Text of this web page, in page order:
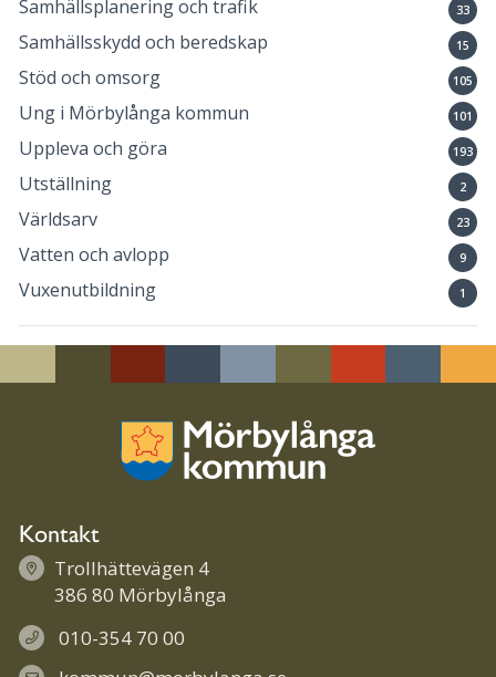
Samhällsplanering och trafik 33
Samhällsskydd och beredskap 15
Stöd och omsorg 105
Ung i Mörbylånga kommun 101
Uppleva och göra 193
Utställning 2
Världsarv 23
Vatten och avlopp 9
Vuxenutbildning 1
Kontakt
Trollhättevägen 4
386 80 Mörbylånga
010-354 70 00